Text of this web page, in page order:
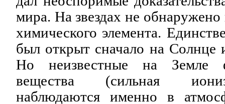
мира. На звездах не обнаружено
химического элемента.
был открыт сначало на
Но неизвестные на Земле
вещества (сильная
наблюдаются именно в